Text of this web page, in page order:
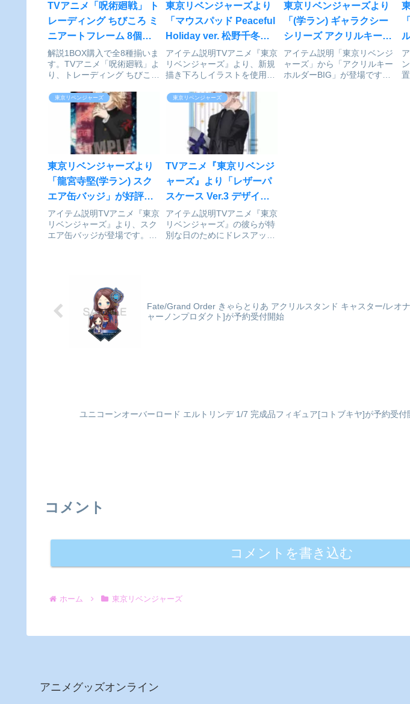
TVアニメ「呪術廻戦」 ト
レーディング ちびころ ミ
ニアートフレーム 8個入
りBOX[アルマビアンカ]
が予約受付開始
解説1BOX購入で全8種揃いま
す。TVアニメ「呪術廻戦」よ
り、トレーディング ちびころ
す。虎杖悠仁、伏黒恵、釘崎
野薔薇、禪院真希、狗巻棘、
パンダ、七海建人、五条悟が
ころんと寝ているちびキャラ
を描き起こし、ミニアー...
東京リベンジャーズより
「マウスパッド Peaceful
Holiday ver. 松野千冬」
が好評発売中
アイテム説明TVアニメ『東京
リベンジャーズ』より、新規
描き下ろしイラストを使用し
ベンジャーズ_マウスパッド
Peaceful Holiday ver. 松野千
冬Ⓒ和久井健・講談社／アニ
メ「東京リベンジャーズ」製
作委...
東京リベンジャーズより
「(学ラン) ギャラクシー
シリーズ アクリルキーホ
ルダーBIG 松野千冬」が
好評発売中
アイテム説明「東京リベンジ
ャーズ」から「アクリルキー
ホルダーBIG」が登場です！
介
東京リベンジャーズ
東京リベンジャーズより
「龍宮寺堅(学ラン) スク
エア缶バッジ」が好評発
売中
アイテム説明TVアニメ『東京
リベンジャーズ』より、スク
エア缶バッジが登場です。東
委員会colleizeで探す
東京リベンジャーズ
TVアニメ『東京リベンジ
ャーズ』より「レザーパ
スケース Ver.3 デザイン
06(乾青宗)[描き下ろし]が
予約受付開始
アイテム説明TVアニメ『東京
リベンジャーズ』の彼らが特
別な日のためにドレスアッ
通学に...
Fate/Grand Order きゃらとりあ アクリルスタンド キャスター/レオ
ャーノンプロダクト]が予約受付開始
ユニコーンオーバーロード エルトリンデ 1/7 完成品フィギュア[コトブキヤ]が予約受付
コメント
コメントを書き込む
ホーム 東京リベンジャーズ
アニメグッズオンライン